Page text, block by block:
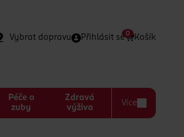
Vybrat dopravu Přihlásit se Košík
0
Péče o
zuby
Zdravá
výživa
Více